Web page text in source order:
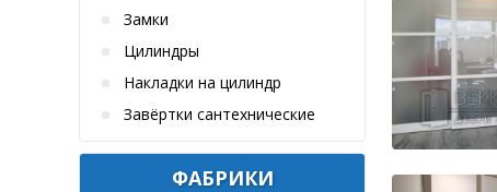
Замки
Цилиндры
Накладки на цилиндр
Завёртки сантехнические
ФАБРИКИ